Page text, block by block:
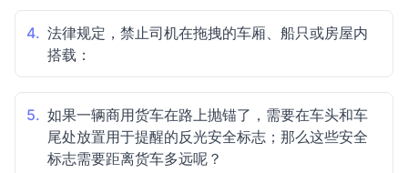
4. 法律规定，禁止司机在拖拽的车厢、船只或房屋内
搭载：
5. 如果一辆商用货车在路上抛锚了，需要在车头和车
尾处放置用于提醒的反光安全标志；那么这些安全
标志需要距离货车多远呢？